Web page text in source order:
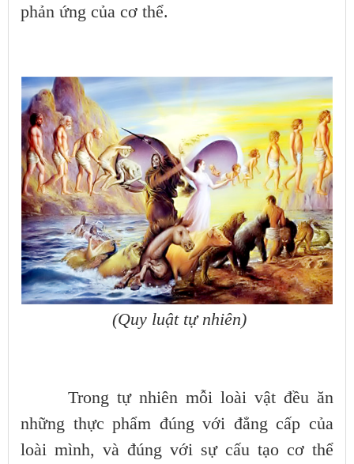
phản ứng của cơ thể.
(Quy luật tự nhiên)
Trong tự nhiên mỗi loài vật đều ăn
những thực phẩm đúng với đẳng cấp của
loài mình, và đúng với sự cấu tạo cơ thể